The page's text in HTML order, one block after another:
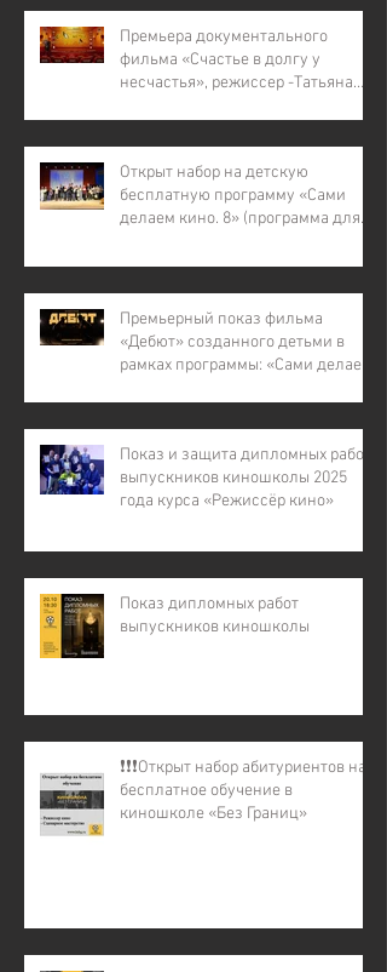
Премьера документального
фильма «Счастье в долгу у
несчастья», режиссер -Татьяна
Открыт набор на детскую
бесплатную программу «Сами
делаем кино. 8» (программа для
детей из малообеспеченных и
участников СВО).
Премьерный показ фильма
«Дебют» созданного детьми в
рамках программы: «Сами делаем
Показ и защита дипломных работ
выпускников киношколы 2025
года курса «Режиссёр кино»
Показ дипломных работ
выпускников киношколы
❗️❗️❗️Открыт набор абитуриентов на
бесплатное обучение в
киношколе «Без Границ»